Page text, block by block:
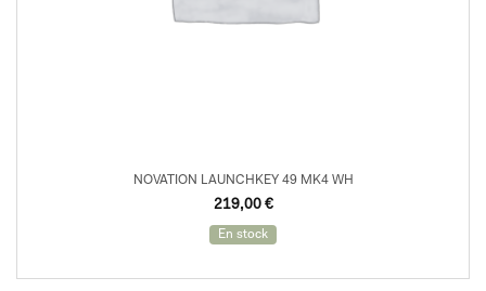
NOVATION LAUNCHKEY 49 MK4 WH
219,00 €
En stock